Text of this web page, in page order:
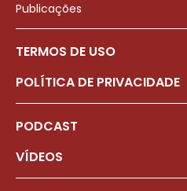
Publicações
TERMOS DE USO
POLÍTICA DE PRIVACIDADE
PODCAST
VÍDEOS